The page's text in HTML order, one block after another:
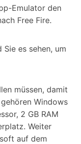
Emulator den
Free Fire.
es sehen, um
müssen, damit
Windows
2 GB RAM
Weiter
auf dem